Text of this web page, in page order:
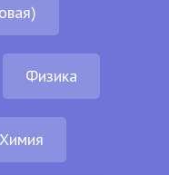
Физика
Химия